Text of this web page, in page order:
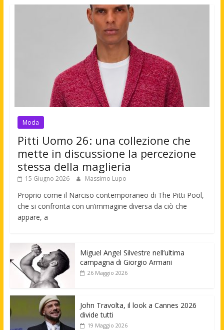
Moda
Pitti Uomo 26: una collezione che
mette in discussione la percezione
stessa della maglieria
15 Giugno 2026 Massimo Lupo
Proprio come il Narciso contemporaneo di The Pitti Pool,
che si confronta con un’immagine diversa da ciò che
appare, a
Miguel Angel Silvestre nell’ultima
campagna di Giorgio Armani
26 Maggio 2026
John Travolta, il look a Cannes 2026
divide tutti
19 Maggio 2026